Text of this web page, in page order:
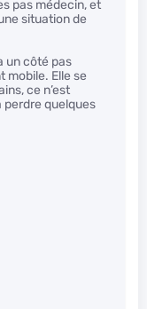
pas médecin, et
situation de
un côté pas
mobile. Elle se
ce n’est
perdre quelques